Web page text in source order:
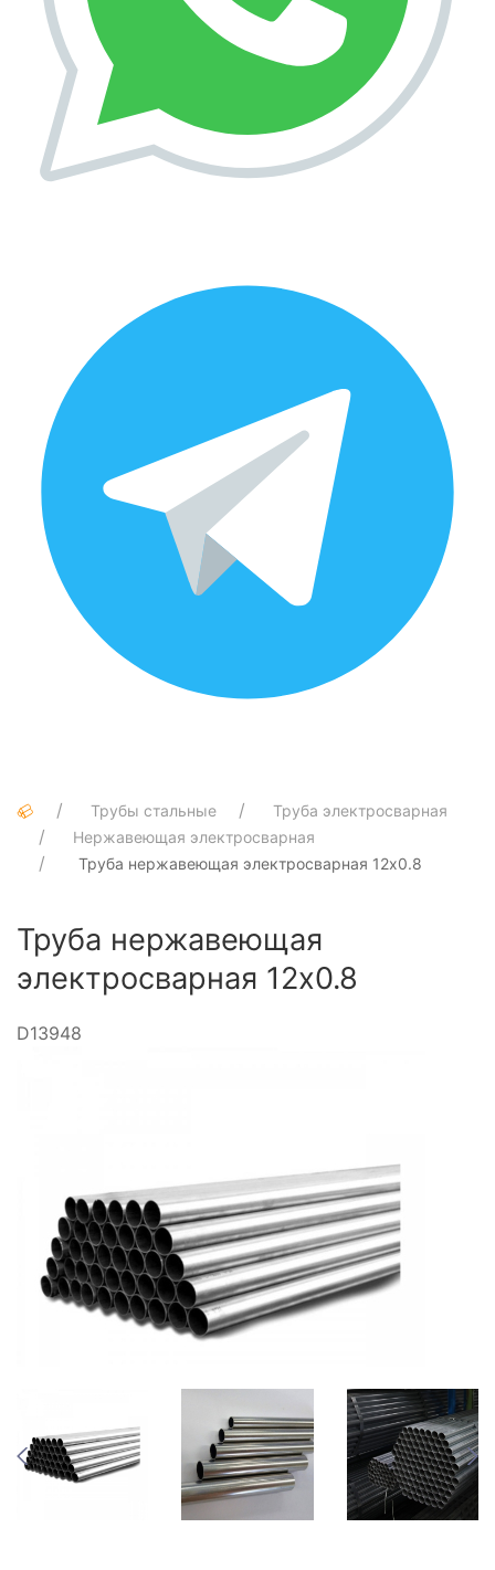
Трубы стальные
Труба электросварная
Нержавеющая электросварная
Труба нержавеющая электросварная 12х0.8
Труба нержавеющая
электросварная 12х0.8
D13948